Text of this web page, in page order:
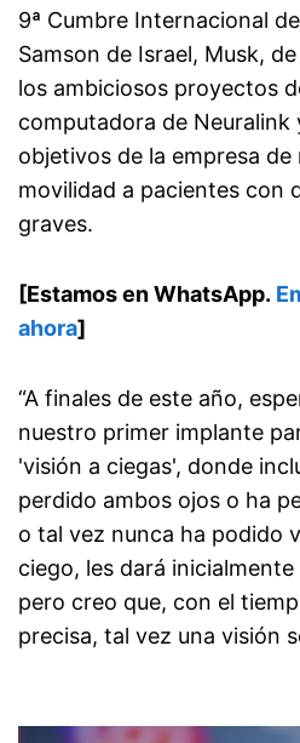
9ª Cumbre Internacional
Samson de Israel, Musk,
los ambiciosos proyectos
computadora de Neuralink
objetivos de la empresa
movilidad a pacientes con
graves.
[Estamos en WhatsApp.
ahora]
“A finales de este año,
nuestro primer implante
'visión a ciegas', donde
perdido ambos ojos o ha
o tal vez nunca ha podido
ciego, les dará
pero creo que, con el
precisa, tal vez una visión